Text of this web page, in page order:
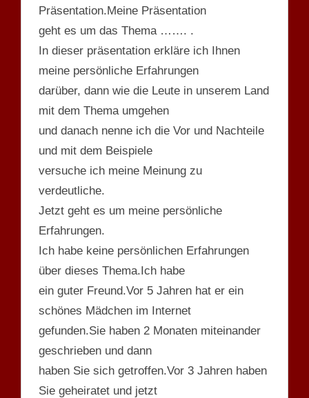
Präsentation.Meine Präsentation
geht es um das Thema ……. .
In dieser präsentation erkläre ich Ihnen
meine persönliche Erfahrungen
darüber, dann wie die Leute in unserem Land
mit dem Thema umgehen
und danach nenne ich die Vor und Nachteile
und mit dem Beispiele
versuche ich meine Meinung zu
verdeutliche.
Jetzt geht es um meine persönliche
Erfahrungen.
Ich habe keine persönlichen Erfahrungen
über dieses Thema.Ich habe
ein guter Freund.Vor 5 Jahren hat er ein
schönes Mädchen im Internet
gefunden.Sie haben 2 Monaten miteinander
geschrieben und dann
haben Sie sich getroffen.Vor 3 Jahren haben
Sie geheiratet und jetzt